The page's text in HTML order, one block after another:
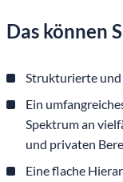
Das können
Strukturierte
Ein
Spektrum an
und privaten
Eine flache